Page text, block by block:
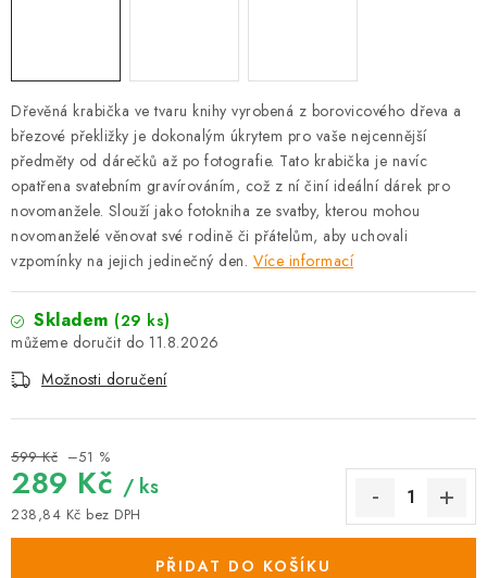
Dřevěná krabička ve tvaru knihy vyrobená z borovicového dřeva a
březové překližky je dokonalým úkrytem pro vaše nejcennější
předměty od dárečků až po fotografie. Tato krabička je navíc
opatřena svatebním gravírováním, což z ní činí ideální dárek pro
novomanžele. Slouží jako fotokniha ze svatby, kterou mohou
novomanželé věnovat své rodině či přátelům, aby uchovali
vzpomínky na jejich jedinečný den. Více informací
Skladem (29 ks)
11.8.2026
Možnosti doručení
599 Kč –51 %
289 Kč / ks
238,84 Kč bez DPH
Měrná cena:
PŘIDAT DO KOŠÍKU